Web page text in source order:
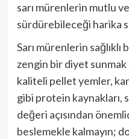
sarı mürenlerin mutlu
sürdürebileceği harika
Sarı mürenlerin
zengin bir diyet
kaliteli pellet yemler,
gibi protein kaynakları,
değeri açısından
beslemekle kalmayın;